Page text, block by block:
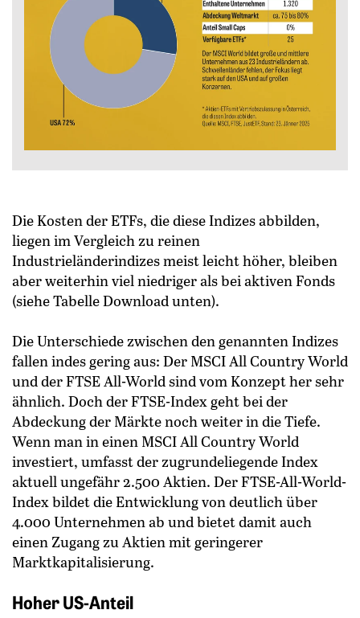
Die Kosten der ETFs, die diese Indizes abbilden,
liegen im Vergleich zu reinen
Industrieländerindizes meist leicht höher, bleiben
aber weiterhin viel niedriger als bei aktiven Fonds
(siehe Tabelle Download unten).
Die Unterschiede zwischen den genannten Indizes
fallen indes gering aus: Der MSCI All Country World
und der FTSE All-World sind vom Konzept her sehr
ähnlich. Doch der FTSE-Index geht bei der
Abdeckung der Märkte noch weiter in die Tiefe.
Wenn man in einen MSCI All Country World
investiert, umfasst der zugrundeliegende Index
aktuell ungefähr 2.500 Aktien. Der FTSE-All-World-
Index bildet die Entwicklung von deutlich über
4.000 Unternehmen ab und bietet damit auch
einen Zugang zu Aktien mit geringerer
Marktkapitalisierung.
Hoher US-Anteil